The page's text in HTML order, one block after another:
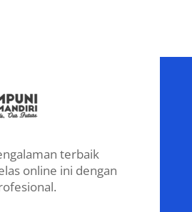
terbaik
online ini dengan